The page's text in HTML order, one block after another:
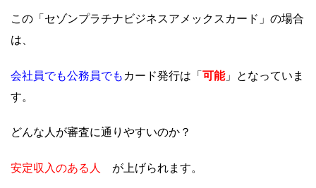
この「セゾンプラチナビジネスアメックスカード」の場合
は、
会社員でも公務員でも カード発行は「可能」となっていま
す。
どんな人が審査に通りやすいのか？
安定収入のある人 が上げられます。